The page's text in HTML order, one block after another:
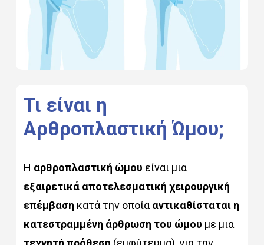
Τι είναι η
Αρθροπλαστική Ώμου;
Η αρθροπλαστική ώμου είναι μια
εξαιρετικά αποτελεσματική χειρουργική
επέμβαση κατά την οποία αντικαθίσταται η
κατεστραμμένη άρθρωση του ώμου με μια